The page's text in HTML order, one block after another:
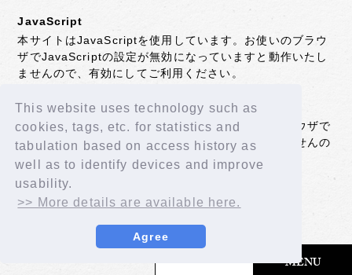
This website uses technology such as
cookies, tags, etc. for statistics and
tabulation based on access history as
well as to identify devices and improve
usability.
>> More details are available here.
Agree
MENU
JavaScript
本サイトはJavaScriptを使用しています。お使いのブラウ
ザでJavaScriptの設定が無効になっていますと動作いたし
ませんので、有効にしてご利用ください。
Cookie
本サイトはCookieを使用しています。お使いのブラウザで
Cookieの設定が無効になっていますと動作いたしませんの
で、有効にしてご利用ください。
BACK